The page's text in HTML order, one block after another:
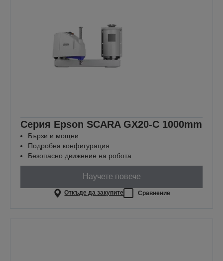
Серия Epson SCARA GX20-C 1000mm
Бързи и мощни
Подробна конфигурация
Безопасно движение на робота
Научете повече
Откъде да закупите Сравнение